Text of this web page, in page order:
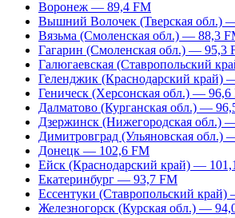
Воронеж — 89,4 FM
Вышний Волочек (Тверская обл.)
Вязьма (Смоленская обл.) — 88,3
Гагарин (Смоленская обл.) — 95,3
Галюгаевская (Ставропольский
Геленджик (Краснодарский край)
Геническ (Херсонская обл.) — 96,6
Далматово (Курганская обл.) —
Дзержинск (Нижегородская обл.)
Димитровград (Ульяновская обл.)
Донецк — 102,6 FM
Ейск (Краснодарский край) —
Екатеринбург — 93,7 FM
Ессентуки (Ставропольский край)
Железногорск (Курская обл.) —